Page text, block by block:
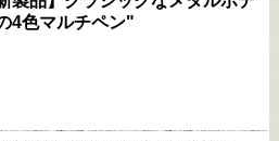
4色マルチペン"